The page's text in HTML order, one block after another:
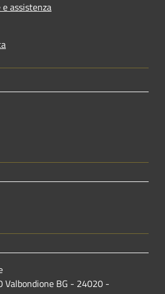
assistenza
BG - 24020 -